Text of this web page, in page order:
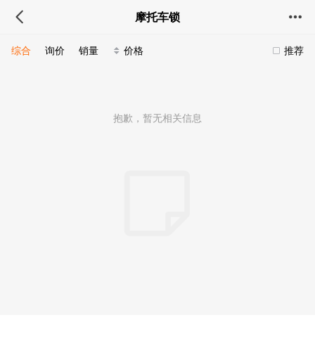
摩托车锁
推荐
综合 询价 销量 价格
抱歉，暂无相关信息